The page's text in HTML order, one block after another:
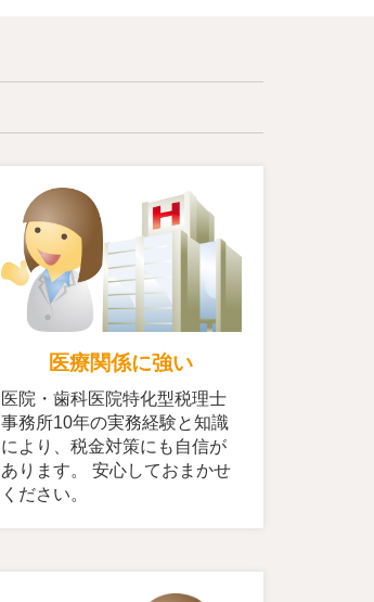
医療関係に強い
医院・歯科医院特化型税理士
事務所10年の実務経験と知識
により、税金対策にも自信が
あります。 安心しておまかせ
ください。